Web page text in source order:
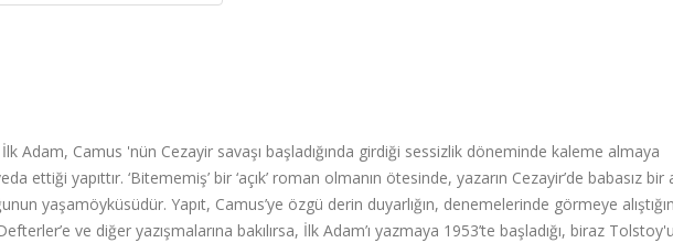
Adam, Camus 'nün Cezayir savaşı başladığında girdiği sessizlik döneminde kaleme almaya
ettiği yapıttır. ‘Bitememiş’ bir ‘açık’ roman olmanın ötesinde, yazarın Cezayir’de babasız bir
yaşamöyküsüdür. Yapıt, Camus’ye özgü derin duyarlığın, denemelerinde görmeye
ve diğer yazışmalarına bakılırsa, İlk Adam’ı yazmaya 1953’te başladığı, biraz